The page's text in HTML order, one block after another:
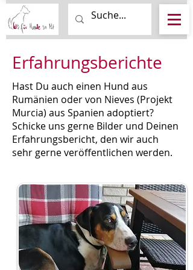
Erfahrungsberichte
Hast Du auch einen Hund aus
Rumänien oder von Nieves (Projekt
Murcia) aus Spanien adoptiert?
Schicke uns gerne Bilder und Deinen
Erfahrungsbericht, den wir auch
sehr gerne veröffentlichen werden.